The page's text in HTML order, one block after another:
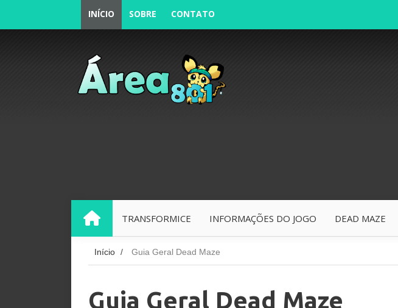
INÍCIO SOBRE CONTATO
INÍCIO
TRANSFORMICE INFORMAÇÕES DO JOGO DEAD MAZE
Início / Guia Geral Dead Maze
Guia Geral Dead Maze